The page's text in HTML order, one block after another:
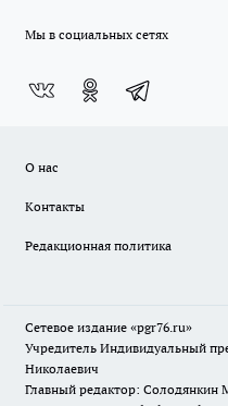
Мы в социальных сетях
О нас
Контакты
Редакционная политика
Сетевое издание «pgr76.ru»
Учредитель Индивидуальный
Николаевич
Главный редактор: Солодянкин